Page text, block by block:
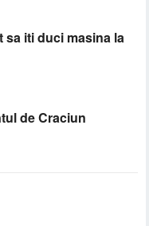
sa iti duci masina la
de Craciun